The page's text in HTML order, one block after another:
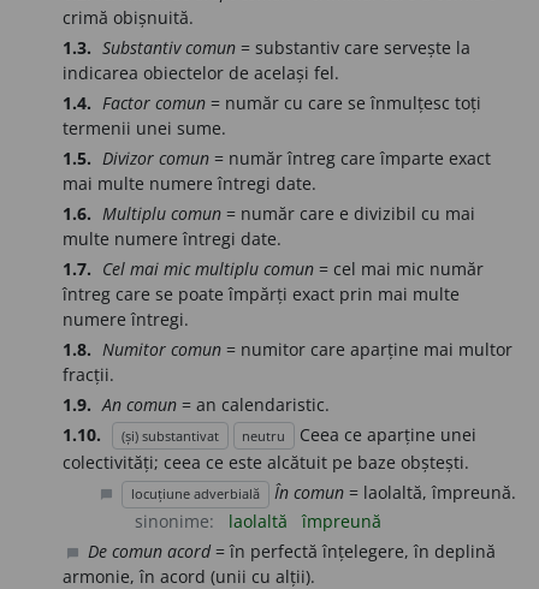
crimă obișnuită.
1.3. Substantiv comun = substantiv care servește la
indicarea obiectelor de același fel.
1.4. Factor comun = număr cu care se înmulțesc toți
termenii unei sume.
1.5. Divizor comun = număr întreg care împarte exact
mai multe numere întregi date.
1.6. Multiplu comun = număr care e divizibil cu mai
multe numere întregi date.
1.7. Cel mai mic multiplu comun = cel mai mic număr
întreg care se poate împărți exact prin mai multe
numere întregi.
1.8. Numitor comun = numitor care aparține mai multor
fracții.
1.9. An comun = an calendaristic.
1.10.
(și) substantivat neutru
Ceea ce aparține unei
colectivități; ceea ce este alcătuit pe baze obștești.
locuțiune adverbială În comun = laolaltă, împreună.
sinonime:
laolaltă împreună
De comun acord= în perfectă înțelegere, în deplină
armonie, în acord (unii cu alții).